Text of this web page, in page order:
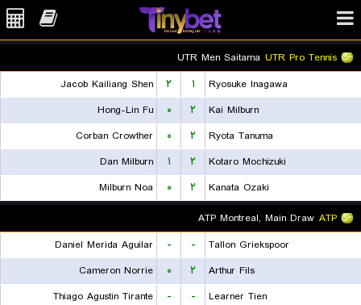
UTR Pro Tennis
UTR Men Saitama
Ryosuke Inagawa
۱ ۲
Jacob Kailiang Shen
Kai Milburn
۲ ۰
Hong-Lin Fu
Ryota Tanuma
۲ ۰
Corban Crowther
Kotaro Mochizuki
۲ ۱
Dan Milburn
Kanata Ozaki
۲ ۰
Milburn Noa
ATP
ATP Montreal, Main Draw
Tallon Griekspoor
-
-
Daniel Merida Aguilar
Arthur Fils
۲ ۰
Cameron Norrie
Learner Tien
-
-
Thiago Agustin Tirante